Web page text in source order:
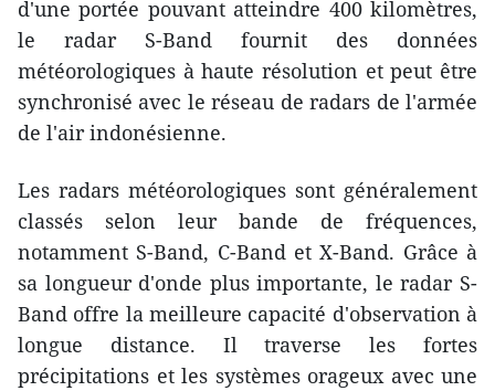
d'une portée pouvant atteindre 400 kilomètres,
le radar S-Band fournit des données
météorologiques à haute résolution et peut être
synchronisé avec le réseau de radars de l'armée
de l'air indonésienne.
Les radars météorologiques sont généralement
classés selon leur bande de fréquences,
notamment S-Band, C-Band et X-Band. Grâce à
sa longueur d'onde plus importante, le radar S-
Band offre la meilleure capacité d'observation à
longue distance. Il traverse les fortes
précipitations et les systèmes orageux avec une